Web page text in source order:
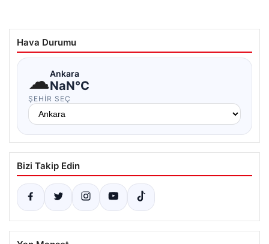
Hava Durumu
☁Ankara
NaN°C
ŞEHIR SEÇ
Bizi Takip Edin